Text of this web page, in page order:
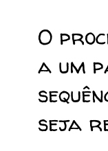
O
a um
seja